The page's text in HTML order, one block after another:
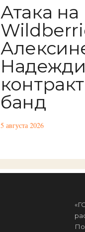
Атака на
банд
5 августа 2026